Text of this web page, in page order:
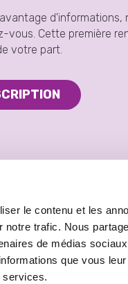
le contenu et les
trafic. Nous
de médias
que vous
services.
vous. Cette première
votre part.